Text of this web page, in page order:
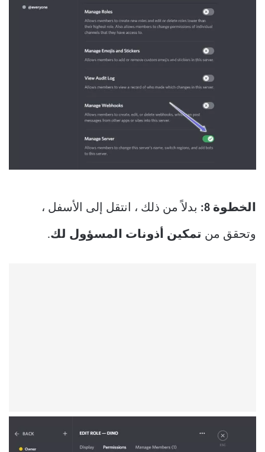
الخطوة 8: بدلاً من ذلك ، انتقل إلى الأسفل ،
وتحقق من تمكين أذونات المسؤول لك.